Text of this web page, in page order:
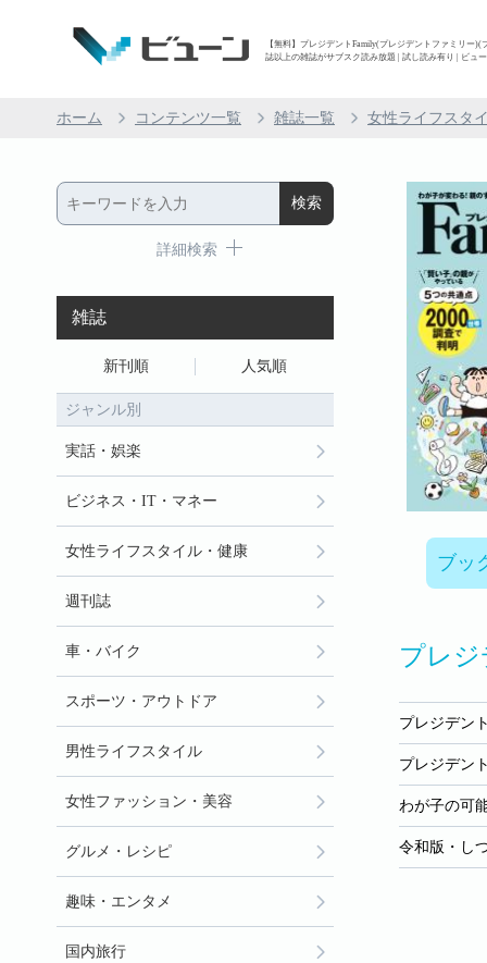
【無料】プレジデントFamily(プレジデントファミリー)(
誌以上の雑誌がサブスク読み放題 | 試し読み有り | ビュ
ホーム コンテンツ一覧 雑誌一覧 女性ライフスタ
ブッ
プレジ
プレジデン
プレジデン
わが子の可
令和版・し
詳細検索
雑誌
新刊順 人気順
ジャンル別
実話・娯楽
ビジネス・IT・マネー
女性ライフスタイル・健康
週刊誌
車・バイク
スポーツ・アウトドア
男性ライフスタイル
女性ファッション・美容
グルメ・レシピ
趣味・エンタメ
国内旅行